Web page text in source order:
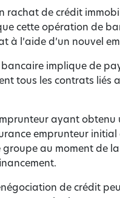
rachat de crédit
cette opération de
à l’aide d’un nouvel
implique de
tous les contrats liés
ayant
emprunteur
au moment de
de crédit